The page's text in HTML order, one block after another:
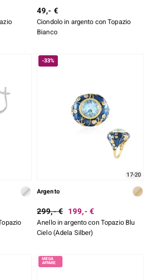
49,- €
Ciondolo in argento con Topazio
Bianco
-33%
17-20
Argento
299,- € 199,- €
Anello in argento con Topazio Blu
Cielo (Adela Silber)